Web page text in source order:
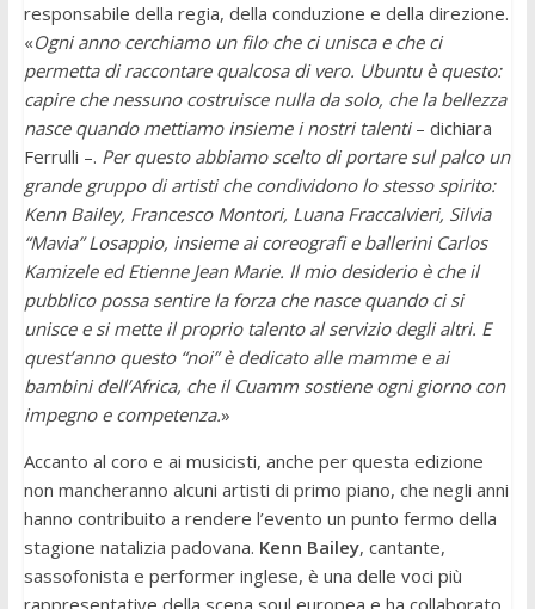
responsabile della regia, della conduzione e della direzione.
«Ogni anno cerchiamo un filo che ci unisca e che ci
permetta di raccontare qualcosa di vero. Ubuntu è questo:
capire che nessuno costruisce nulla da solo, che la bellezza
nasce quando mettiamo insieme i nostri talenti– dichiara
Ferrulli –. Per questo abbiamo scelto di portare sul palco un
grande gruppo di artisti che condividono lo stesso spirito:
Kenn Bailey, Francesco Montori, Luana Fraccalvieri, Silvia
“Mavia” Losappio, insieme ai coreografi e ballerini Carlos
Kamizele ed Etienne Jean Marie. Il mio desiderio è che il
pubblico possa sentire la forza che nasce quando ci si
unisce e si mette il proprio talento al servizio degli altri. E
quest’anno questo “noi” è dedicato alle mamme e ai
bambini dell’Africa, che il Cuamm sostiene ogni giorno con
impegno e competenza.»
Accanto al coro e ai musicisti, anche per questa edizione
non mancheranno alcuni artisti di primo piano, che negli anni
hanno contribuito a rendere l’evento un punto fermo della
stagione natalizia padovana. Kenn Bailey, cantante,
sassofonista e performer inglese, è una delle voci più